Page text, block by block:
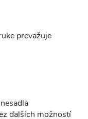
prevažuje
ďalších možností